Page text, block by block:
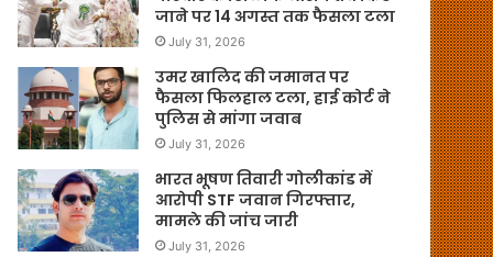
जाने पर 14 अगस्त तक फैसला टला
July 31, 2026
उमर खालिद की जमानत पर
फैसला फिलहाल टला, हाई कोर्ट ने
पुलिस से मांगा जवाब
July 31, 2026
भारत भूषण तिवारी गोलीकांड में
आरोपी STF जवान गिरफ्तार,
मामले की जांच जारी
July 31, 2026